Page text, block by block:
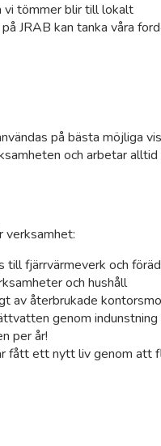
tömmer blir till lokalt
JRAB kan tanka våra
på bästa möjliga
och arbetar
verksamhet:
till fjärrvärmeverk och
och hushåll
av återbrukade
genom indunstning
per år!
fått ett nytt liv genom att